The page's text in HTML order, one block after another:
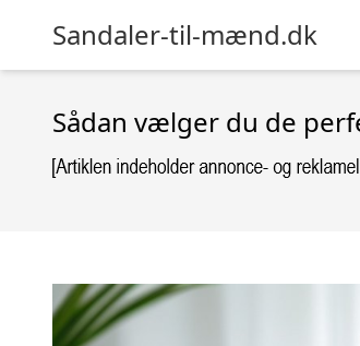
Sandaler-til-mænd.dk
Sådan vælger du de